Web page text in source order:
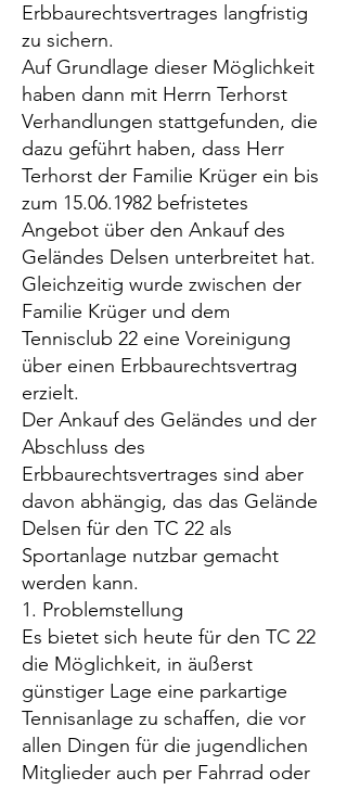
Erbbaurechtsvertrages langfristig
zu sichern.
Auf Grundlage dieser Möglichkeit
haben dann mit Herrn Terhorst
Verhandlungen stattgefunden, die
dazu geführt haben, dass Herr
Terhorst der Familie Krüger ein bis
zum 15.06.1982 befristetes
Angebot über den Ankauf des
Geländes Delsen unterbreitet hat.
Gleichzeitig wurde zwischen der
Familie Krüger und dem
Tennisclub 22 eine Voreinigung
über einen Erbbaurechtsvertrag
erzielt.
Der Ankauf des Geländes und der
Abschluss des
Erbbaurechtsvertrages sind aber
davon abhängig, das das Gelände
Delsen für den TC 22 als
Sportanlage nutzbar gemacht
werden kann.
1. Problemstellung
Es bietet sich heute für den TC 22
die Möglichkeit, in äußerst
günstiger Lage eine parkartige
Tennisanlage zu schaffen, die vor
allen Dingen für die jugendlichen
Mitglieder auch per Fahrrad oder